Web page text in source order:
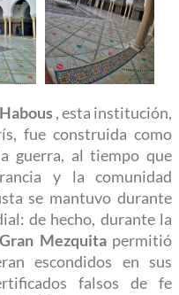
, esta institución,
fue construida como
guerra, al tiempo que
y la comunidad
se mantuvo durante
de hecho, durante la
Gran Mezquitapermitió
escondidos en sus
falsos de fe